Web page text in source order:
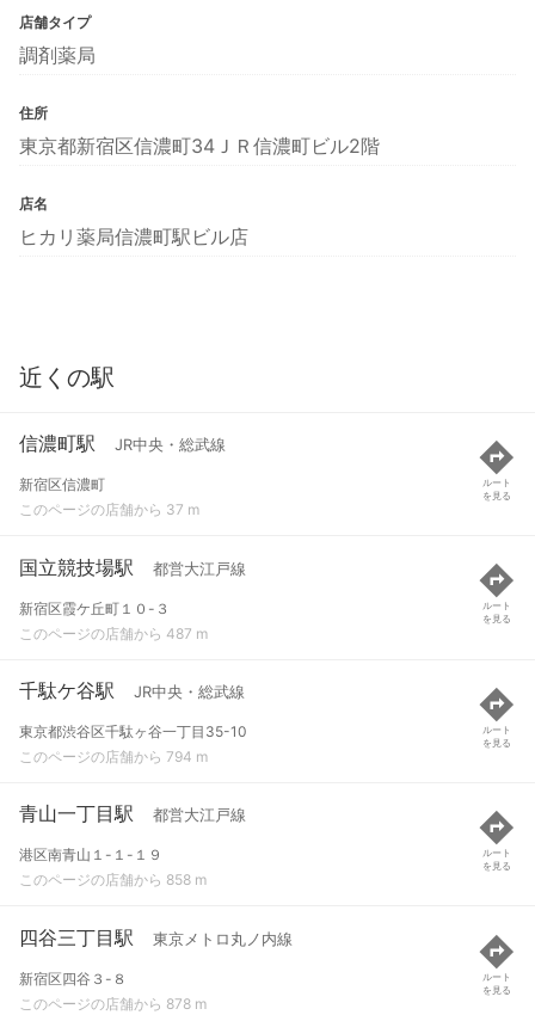
店舗タイプ
調剤薬局
住所
東京都新宿区信濃町34ＪＲ信濃町ビル2階
店名
ヒカリ薬局信濃町駅ビル店
近くの駅
信濃町駅 JR中央・総武線
新宿区信濃町
このページの店舗から 37 m
ルート
を見る
国立競技場駅 都営大江戸線
新宿区霞ケ丘町１０-３
このページの店舗から 487 m
ルート
を見る
千駄ケ谷駅 JR中央・総武線
東京都渋谷区千駄ヶ谷一丁目35-10
このページの店舗から 794 m
ルート
を見る
青山一丁目駅 都営大江戸線
港区南青山１-１-１９
このページの店舗から 858 m
ルート
を見る
四谷三丁目駅 東京メトロ丸ノ内線
新宿区四谷３-８
このページの店舗から 878 m
ルート
を見る